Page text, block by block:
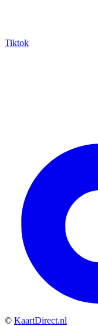
Tiktok
© KaartDirect.nl